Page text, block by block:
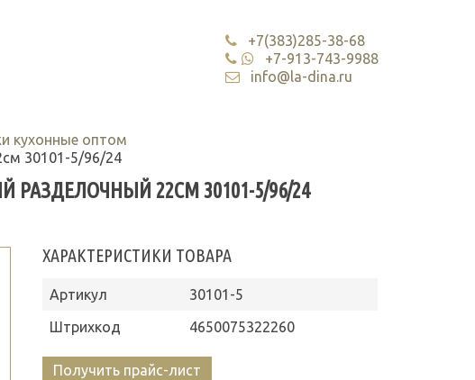
+7(383)285-38-68
+7-913-743-9988
info@la-dina.ru
кухонные оптом
30101-5/96/24
РАЗДЕЛОЧНЫЙ 22СМ 30101-5/96/24
ХАРАКТЕРИСТИКИ ТОВАРА
Артикул
30101-5
Штрихкод
4650075322260
Получить прайс-лист